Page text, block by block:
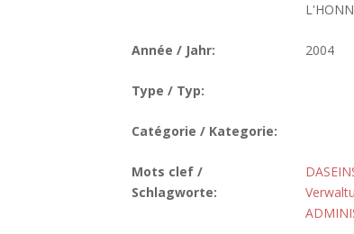
Année / Jahr: 2004
Type / Typ:
Catégorie / Kategorie:
Mots clef /
Schlagworte: